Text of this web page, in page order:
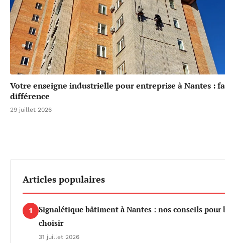
Votre enseigne industrielle pour entreprise à Nantes :
différence
29 juillet 2026
Articles populaires
1
Signalétique bâtiment à Nantes : nos conseils pour
choisir
31 juillet 2026